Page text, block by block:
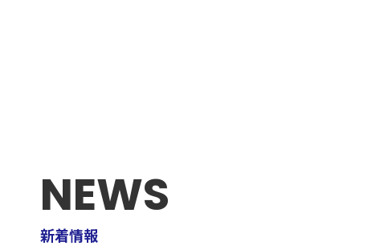
NEWS
新着情報